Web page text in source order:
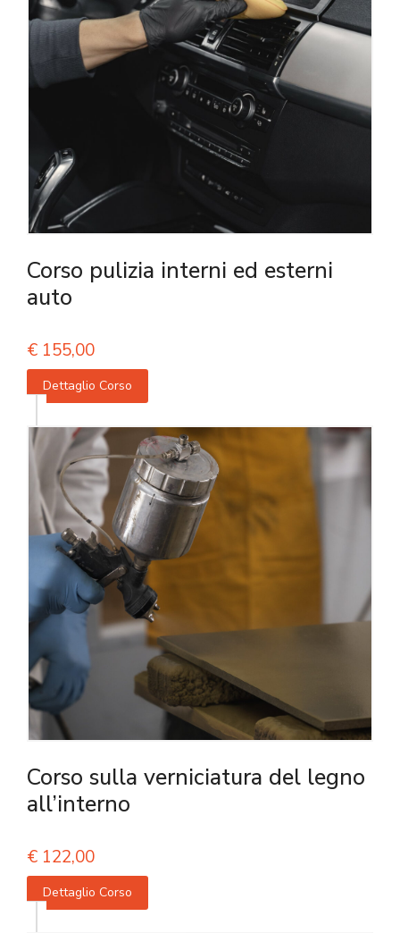
Corso pulizia interni ed esterni
auto
€ 155,00
Dettaglio Corso
Corso sulla verniciatura del legno
all’interno
€ 122,00
Dettaglio Corso